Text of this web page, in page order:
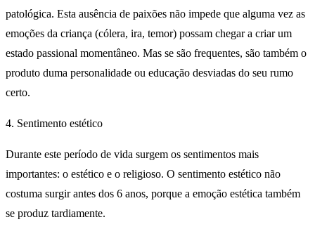
patológica. Esta ausência de paixões não impede que alguma vez as
emoções da criança (cólera, ira, temor) possam chegar a criar um
estado passional momentâneo. Mas se são frequentes, são também o
produto duma personalidade ou educação desviadas do seu rumo
certo.
4. Sentimento estético
Durante este período de vida surgem os sentimentos mais
importantes: o estético e o religioso. O sentimento estético não
costuma surgir antes dos 6 anos, porque a emoção estética também
se produz tardiamente.